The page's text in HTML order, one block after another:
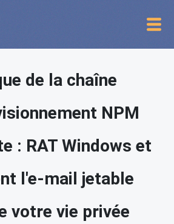
de la chaîne
NPM
: RAT Windows et
l'e-mail jetable
votre vie privée